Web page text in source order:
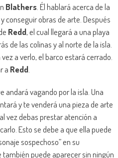
Blathers. Él hablará acerca de la
conseguir obras de arte. Después
Redd, el cual llegará a una playa
de las colinas y al norte de la isla.
a verlo, el barco estará cerrado.
a Redd.
andará vagando por la isla. Una
y te venderá una pieza de arte
vez debas prestar atención a
Esto se debe a que ella puede
sospechoso” en su
puede aparecer sin ningún